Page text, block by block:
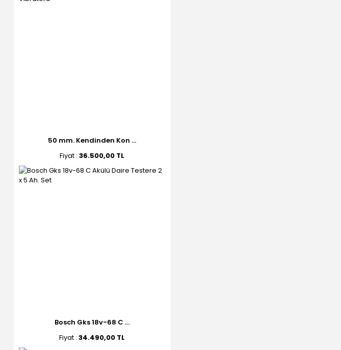
50 mm. Kendinden Kon ...
Fiyat :36.500,00 TL
Bosch Gks 18v-68 C ...
Fiyat :34.490,00 TL